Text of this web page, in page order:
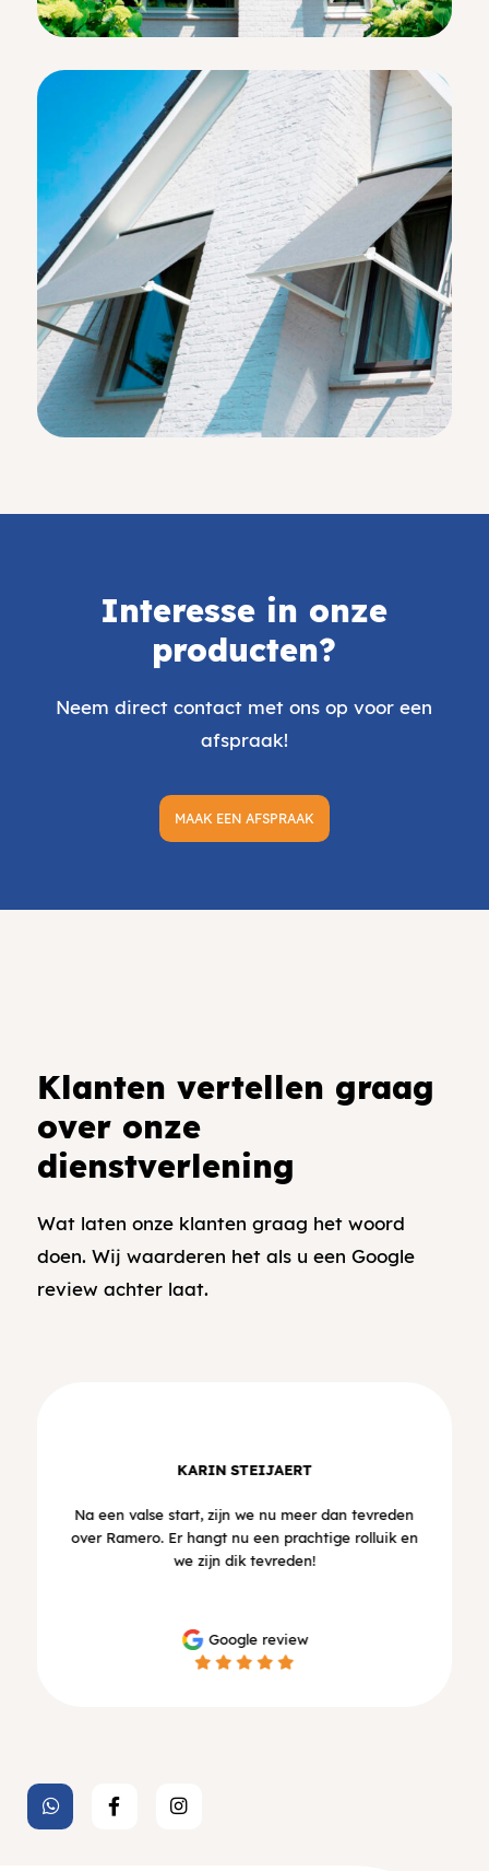
Interesse in onze
producten?
Neem direct contact met ons op voor een
afspraak!
MAAK EEN AFSPRAAK
Klanten vertellen graag
over onze
dienstverlening
Wat laten onze klanten graag het woord
doen. Wij waarderen het als u een Google
review achter laat.
KARIN STEIJAERT
Na een valse start, zijn we nu meer dan tevreden
over Ramero. Er hangt nu een prachtige rolluik en
we zijn dik tevreden!
Google review